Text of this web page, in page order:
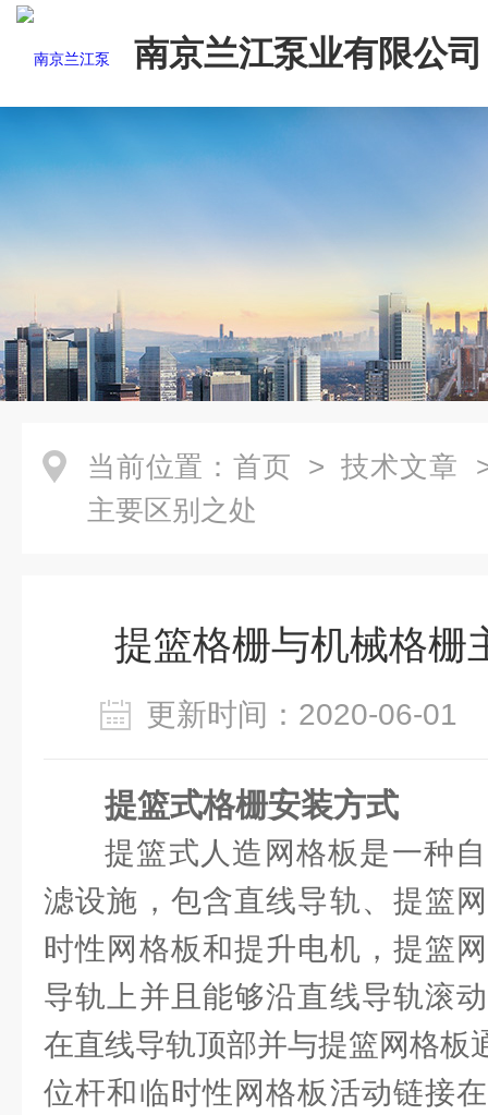
南京兰江泵业有限公司
当前位置： 首页 > 技术文章
主要区别之处
提篮格栅与机械格栅
更新时间：2020-06-
提篮式格栅安装方式
提篮式人造网格板是一种
滤设施，包含直线导轨、提篮
时性网格板和提升电机，提篮
导轨上并且能够沿直线导轨滚
在直线导轨顶部并与提篮网格板
位杆和临时性网格板活动链接